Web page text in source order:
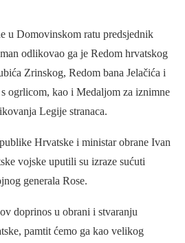
u Domovinskom ratu predsjednik
odlikovao ga je Redom hrvatskog
Zrinskog, Redom bana Jelačića i
ogrlicom, kao i Medaljom za iznimne
Legije stranaca.
Hrvatske i ministar obrane Ivan
vojske uputili su izraze sućuti
generala Rose.
doprinos u obrani i stvaranju
pamtit ćemo ga kao velikog